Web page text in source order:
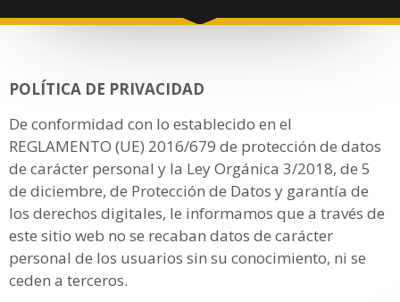
POLÍTICA DE PRIVACIDAD
De conformidad con lo establecido en el
REGLAMENTO (UE) 2016/679 de protección de datos
de carácter personal y la Ley Orgánica 3/2018, de 5
de diciembre, de Protección de Datos y garantía de
los derechos digitales, le informamos que a través de
este sitio web no se recaban datos de carácter
personal de los usuarios sin su conocimiento, ni se
ceden a terceros.